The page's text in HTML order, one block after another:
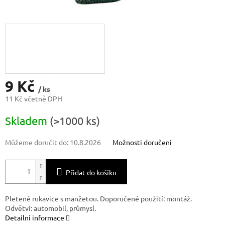
9 Kč / ks
11 Kč včetně DPH
cena:
Skladem (>1000 ks)
Můžeme doručit do: 10.8.2026 Možnosti doručení
Přidat do košíku
Pletené rukavice s manžetou. Doporučené použití: montáž.
Odvětví: automobil, průmysl.
Detailní informace